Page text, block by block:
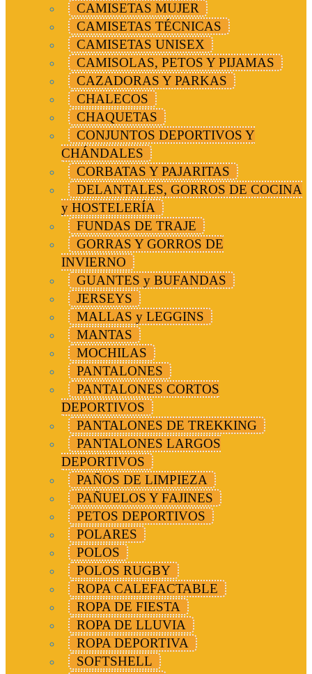
CAMISETAS MUJER
CAMISETAS TÉCNICAS
CAMISETAS UNISEX
CAMISOLAS, PETOS Y PIJAMAS
CAZADORAS Y PARKAS
CHALECOS
CHAQUETAS
CONJUNTOS DEPORTIVOS Y
CHÁNDALES
CORBATAS Y PAJARITAS
DELANTALES, GORROS DE COCINA
y HOSTELERÍA
FUNDAS DE TRAJE
GORRAS Y GORROS DE
INVIERNO
GUANTES y BUFANDAS
JERSEYS
MALLAS y LEGGINS
MANTAS
MOCHILAS
PANTALONES
PANTALONES CORTOS
DEPORTIVOS
PANTALONES DE TREKKING
PANTALONES LARGOS
DEPORTIVOS
PAÑOS DE LIMPIEZA
PAÑUELOS Y FAJINES
PETOS DEPORTIVOS
POLARES
POLOS
POLOS RUGBY
ROPA CALEFACTABLE
ROPA DE FIESTA
ROPA DE LLUVIA
ROPA DEPORTIVA
SOFTSHELL